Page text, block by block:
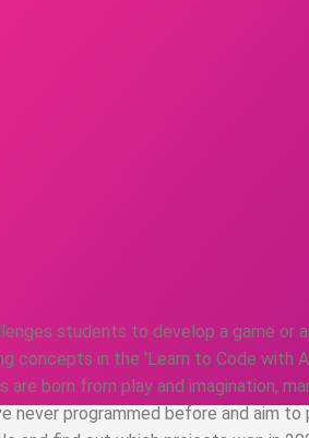
students to develop a game
concepts in the 'Learn to Code with
are born from play and imagination,
never programmed before and aim